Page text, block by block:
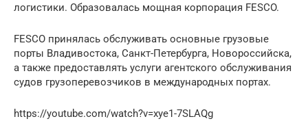
логистики. Образовалась мощная корпорация FESCO.
FESCO принялась обслуживать основные грузовые
порты Владивостока, Санкт-Петербурга, Новороссийска,
а также предоставлять услуги агентского обслуживания
судов грузоперевозчиков в международных портах.
https://youtube.com/watch?v=xye1-7SLAQg